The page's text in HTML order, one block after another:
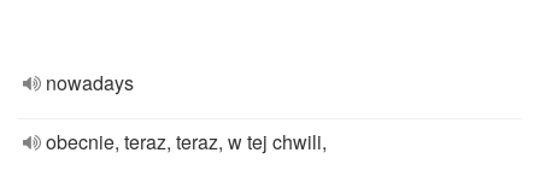
nowadays
obecnie, teraz, teraz, w tej chwili,